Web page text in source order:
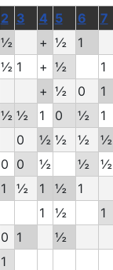
2 3 4 5 6
7
½ + ½
1
½ 1 + ½
1
+ ½ 0
1
½ ½ 1 0 ½
1
0 ½ ½ ½
½
0 0 ½ ½
½
1 ½ 1 ½
1
1 ½
1
0 1
½
1